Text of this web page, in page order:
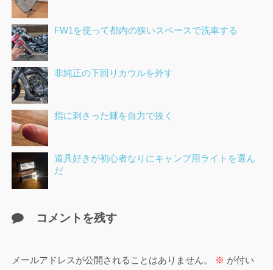
FW1を使って都内の狭いスペースで洗車する
非純正の下回りカウルを外す
指に刺さった棘を自力で抜く
道具好きが初心者なりにキャンプ用ライトを選ん
だ
コメントを残す
メールアドレスが公開されることはありません。 ※ が付い